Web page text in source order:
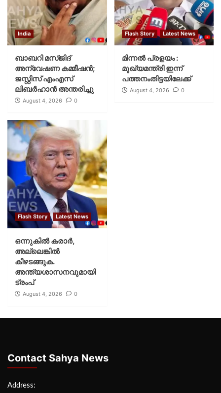
India
ബാബറി മസ്ജിദ്
അന്വേഷണ കമ്മീഷന്‍;
ജസ്റ്റിസ് എംഎസ്
ലിബര്‍ഹാന്‍ അന്തരിച്ചു
August 4, 2026 0
Flash Story Latest News
മിന്നല്‍ പ്രളയം :
മുഖ്യമന്ത്രി ഇന്ന്
പത്തനംതിട്ടയിലേക്ക്
August 4, 2026 0
Flash Story Latest News
ഒന്നുകില്‍ കരാര്‍,
അല്ലെങ്കില്‍
കീഴടങ്ങുക.
അന്ത്യശാസനവുമായി
ട്രംപ്
August 4, 2026 0
Contact Sahya News
Address: